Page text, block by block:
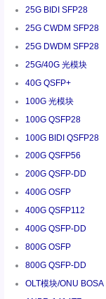
25G BIDI SFP28
25G CWDM SFP28
25G DWDM SFP28
25G/40G 光模块
40G QSFP+
100G 光模块
100G QSFP28
100G BIDI QSFP28
200G QSFP56
200G QSFP-DD
400G OSFP
400G QSFP112
400G QSFP-DD
800G OSFP
800G QSFP-DD
OLT模块/ONU BOSA